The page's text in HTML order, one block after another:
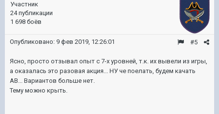
Участник
24 публикации
1 698 боёв
#5
Опубликовано: 9 фев 2019, 12:26:01
Ясно, просто отзывал опыт с 7-х уровней, т.к. их вывели из игры,
а оказалась это разовая акция... НУ че поелать, будем качать
АВ... Вариантов больше нет.
Тему можно крыть.